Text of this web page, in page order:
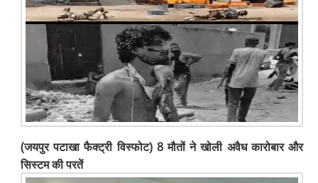
(जयपुर पटाखा फैक्ट्री विस्फोट) 8 मौतों ने खोली अवैध कारोबार और
सिस्टम की परतें